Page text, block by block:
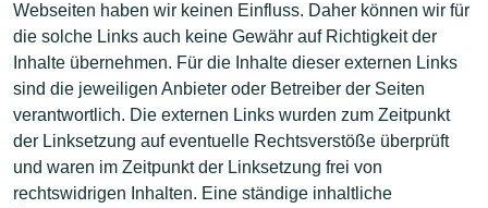
Webseiten haben wir keinen Einfluss. Daher können wir für
die solche Links auch keine Gewähr auf Richtigkeit der
Inhalte übernehmen. Für die Inhalte dieser externen Links
sind die jeweiligen Anbieter oder Betreiber der Seiten
verantwortlich. Die externen Links wurden zum Zeitpunkt
der Linksetzung auf eventuelle Rechtsverstöße überprüft
und waren im Zeitpunkt der Linksetzung frei von
rechtswidrigen Inhalten. Eine ständige inhaltliche